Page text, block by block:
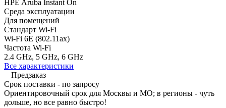
HPE Aruba Instant On
Среда эксплуатации
Для помещений
Стандарт Wi-Fi
Wi-Fi 6E (802.11ax)
Частота Wi-Fi
2.4 GHz, 5 GHz, 6 GHz
Все характеристики
Предзаказ
Срок поставки - по запросу
Ориентировочный срок для Москвы и МО; в регионы - чуть
дольше, но все равно быстро!